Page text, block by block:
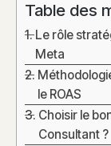
Table des
Le rôle
Meta
le ROAS
Choisir le
Consultant ?